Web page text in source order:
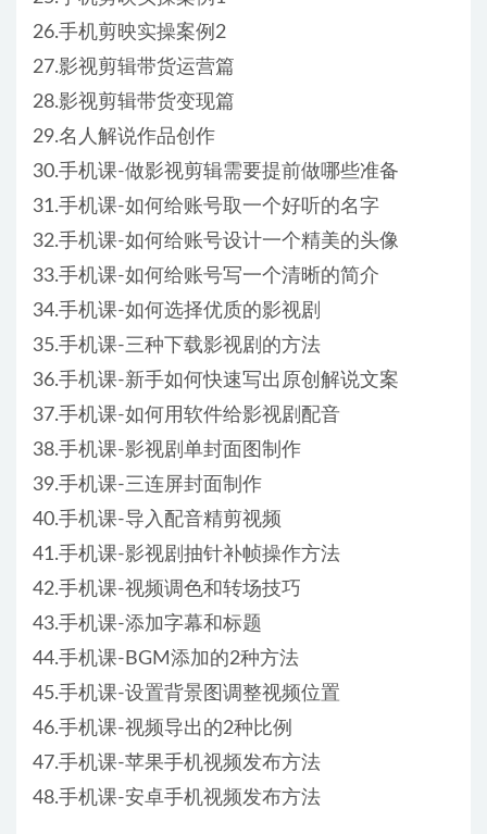
26.手机剪映实操案例2
27.影视剪辑带货运营篇
28.影视剪辑带货变现篇
29.名人解说作品创作
30.手机课-做影视剪辑需要提前做哪些准备
31.手机课-如何给账号取一个好听的名字
32.手机课-如何给账号设计一个精美的头像
33.手机课-如何给账号写一个清晰的简介
34.手机课-如何选择优质的影视剧
35.手机课-三种下载影视剧的方法
36.手机课-新手如何快速写出原创解说文案
37.手机课-如何用软件给影视剧配音
38.手机课-影视剧单封面图制作
39.手机课-三连屏封面制作
40.手机课-导入配音精剪视频
41.手机课-影视剧抽针补帧操作方法
42.手机课-视频调色和转场技巧
43.手机课-添加字幕和标题
44.手机课-BGM添加的2种方法
45.手机课-设置背景图调整视频位置
46.手机课-视频导出的2种比例
47.手机课-苹果手机视频发布方法
48.手机课-安卓手机视频发布方法